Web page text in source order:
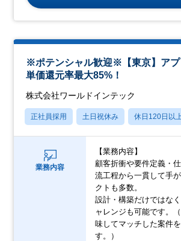
※ポテンシャル歓迎※【東京】アプ
単価還元率最大85%！
株式会社ワールドインテック
正社員採用 土日祝休み 休日120日以
業務内容
【業務内容】
顧客折衝や要件定義・
流工程から一貫して手
クトも多数。
設計・構築だけではな
ャレンジも可能です。
味してマッチした案件
す。）